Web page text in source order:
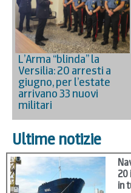
L’Arma “blinda” la
Versilia: 20 arresti a
giugno, per l’estate
arrivano 33 nuovi
militari
Ultime notizie
20
in